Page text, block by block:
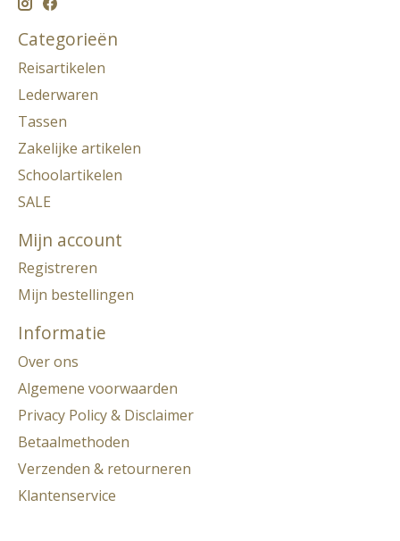
Categorieën
Reisartikelen
Lederwaren
Tassen
Zakelijke artikelen
Schoolartikelen
SALE
Mijn account
Registreren
Mijn bestellingen
Informatie
Over ons
Algemene voorwaarden
Privacy Policy & Disclaimer
Betaalmethoden
Verzenden & retourneren
Klantenservice